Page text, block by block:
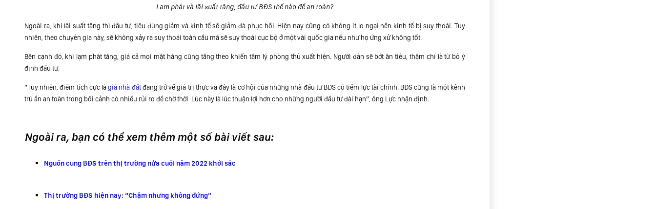
Lạm phát và lãi suất tăng, đầu tư BĐS thế nào để an toàn?
Ngoài ra, khi lãi suất tăng thì đầu tư, tiêu dùng giảm và kinh tế sẽ giảm đà phục hồi. Hiện nay cũng có không ít lo ngại nền kinh tế bị suy thoái. Tuy
nhiên, theo chuyên gia này, sẽ không xảy ra suy thoái toàn cầu mà sẽ suy thoái cục bộ ở một vài quốc gia nếu như họ ứng xử không tốt.
Bên cạnh đó, khi lạm phát tăng, giá cả mọi mặt hàng cũng tăng theo khiến tâm lý phòng thủ xuất hiện. Người dân sẽ bớt ăn tiêu, thậm chí là từ bỏ ý
định đầu tư.
“Tuy nhiên, điểm tích cực làgiá nhà đấtđang trở về giá trị thực và đây là cơ hội của những nhà đầu tư BĐS có tiềm lực tài chính. BĐS cũng là một kênh
trú ẩn an toàn trong bối cảnh có nhiều rủi ro để chờ thời. Lúc này là lúc thuận lợi hơn cho những người đầu tư dài hạn”, ông Lực nhận định.
Ngoài ra, bạn có thể xem thêm một số bài viết sau:
Nguồn cung BĐS trên thị trường nửa cuối năm 2022 khởi sắc
Thị trường BĐS hiện nay: “Chậm nhưng không đứng”